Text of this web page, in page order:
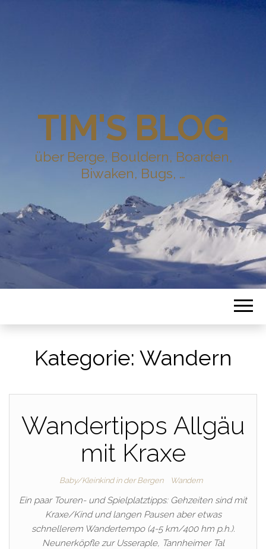
TIM'S BLOG
über Berge, Bouldern, Boarden,
Biwaken, Bugs, …
Kategorie: Wandern
Wandertipps Allgäu
mit Kraxe
Baby/Kleinkind in der Bergen Wandern
Ein paar Touren- und Spielplatztipps: Gehzeiten sind mit
Kraxe/Kind und langen Pausen aber etwas
schnellerem Wandertempo (4-5 km/400 hm p.h.).
Neunerköpfle zur Usseraple, Tannheimer Tal